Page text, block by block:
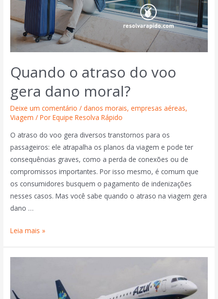
Quando o atraso do voo
gera dano moral?
Deixe um comentário /danos morais,empresas aéreas,
Viagem / PorEquipe Resolva Rápido
O atraso do voo gera diversos transtornos para os
passageiros: ele atrapalha os planos da viagem e pode ter
consequências graves, como a perda de conexões ou de
compromissos importantes. Por isso mesmo, é comum que
os consumidores busquem o pagamento de indenizações
nesses casos. Mas você sabe quando o atraso na viagem gera
dano …
Leia mais »